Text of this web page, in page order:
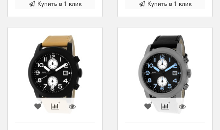
Купить в 1 клик Купить в 1 клик